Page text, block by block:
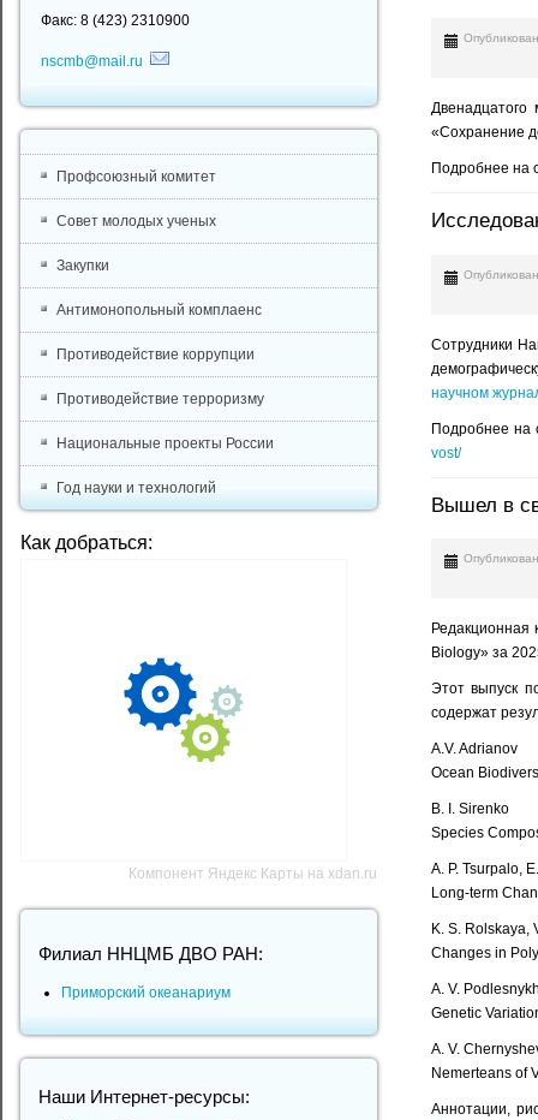
Двенадцатого
«Сохранение
Подробнее на
Сотрудники
научном
Подробнее на
vost/
Вышел в
Biology» за
Этот выпуск
содержат
A.V. Adrianov
Ocean
B. I. Sirenko
Species
A. P. Tsurpalo,
Long-term
K. S. Rolskaya,
Changes in
A. V.
Genetic
A. V.
Nemerteans of
Аннотации,
Факс: 8 (423) 2310900
nscmb@mail.ru
Профсоюзный комитет
Совет молодых ученых
Закупки
Антимонопольный комплаенс
Противодействие коррупции
Противодействие терроризму
Национальные проекты России
Год науки и технологий
Как добраться:
Компонент Яндекс Карты на xdan.ru
Филиал ННЦМБ ДВО РАН:
Приморский океанариум
Наши Интернет-ресурсы: